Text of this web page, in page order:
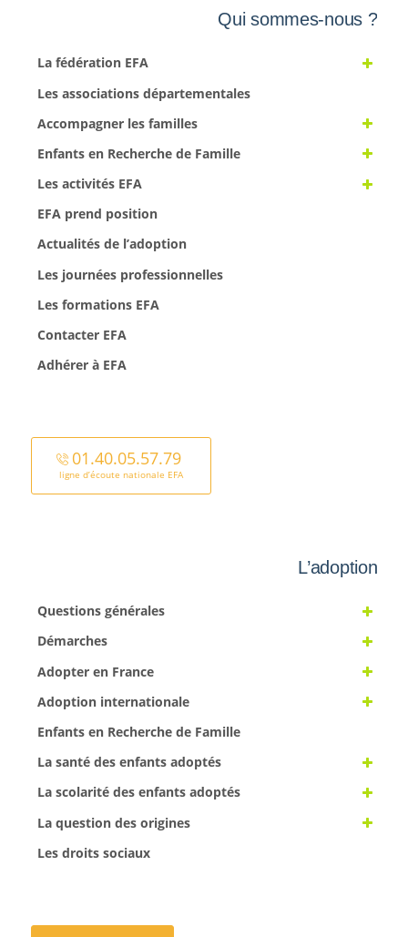
Qui sommes-nous ?
La fédération EFA
Les associations départementales
Accompagner les familles
Enfants en Recherche de Famille
Les activités EFA
EFA prend position
Actualités de l’adoption
Les journées professionnelles
Les formations EFA
Contacter EFA
Adhérer à EFA
01.40.05.57.79
ligne d’écoute nationale EFA
L’adoption
Questions générales
Démarches
Adopter en France
Adoption internationale
Enfants en Recherche de Famille
La santé des enfants adoptés
La scolarité des enfants adoptés
La question des origines
Les droits sociaux